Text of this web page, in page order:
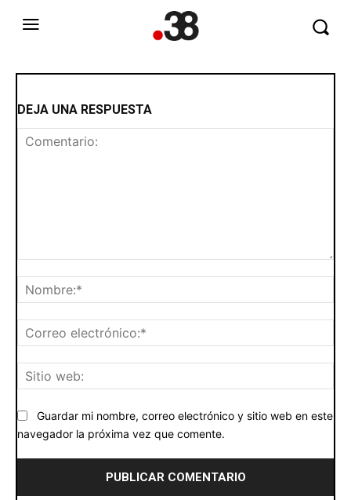
DEJA UNA RESPUESTA
Guardar mi nombre, correo electrónico y sitio web en este
navegador la próxima vez que comente.